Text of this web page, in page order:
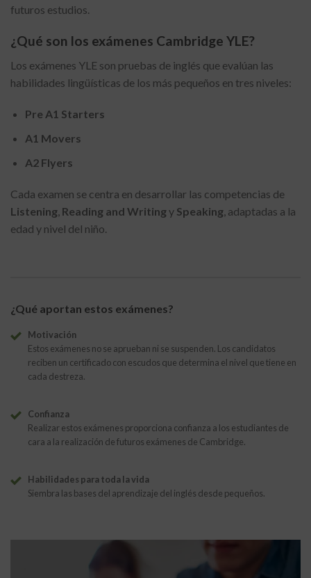
futuros estudios.
¿Qué son los exámenes Cambridge YLE?
Los exámenes YLE son pruebas de inglés que evalúan las
habilidades lingüísticas de los más pequeños en tres niveles:
Pre A1 Starters
A1 Movers
A2 Flyers
Cada examen se centra en desarrollar las competencias de
Listening, Reading and Writingy Speaking, adaptadas a la
edad y nivel del niño.
¿Qué aportan estos exámenes?
Motivación
Estos exámenes no se aprueban ni se suspenden. Los candidatos
reciben un certificado con escudos que determina el nivel que tiene en
cada destreza.
Confianza
Realizar estos exámenes proporciona confianza a los estudiantes de
cara a la realización de futuros exámenes de Cambridge.
Habilidades para toda la vida
Siembra las bases del aprendizaje del inglés desde pequeños.